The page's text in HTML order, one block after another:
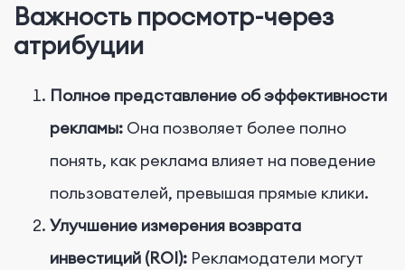
Важность просмотр-через
атрибуции
Полное представление об эффективности
рекламы: Она позволяет более полно
понять, как реклама влияет на поведение
пользователей, превышая прямые клики.
Улучшение измерения возврата
инвестиций (ROI): Рекламодатели могут